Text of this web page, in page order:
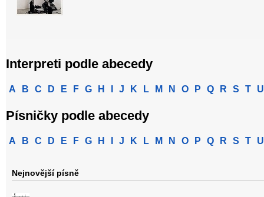
Interpreti podle abecedy
A B C D E F G H J K L M N O P Q R S T U
Písničky podle abecedy
A B C D E F G H J K L M N O P Q R S T U
Nejnovější písně